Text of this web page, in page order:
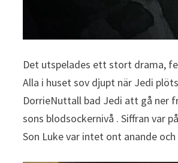
Det utspelades ett stort drama,
Alla i huset sov djupt när Jedi
DorrieNuttall bad Jedi att gå ner
sons blodsockernivå . Siffran var
Son Luke var intet ont anande